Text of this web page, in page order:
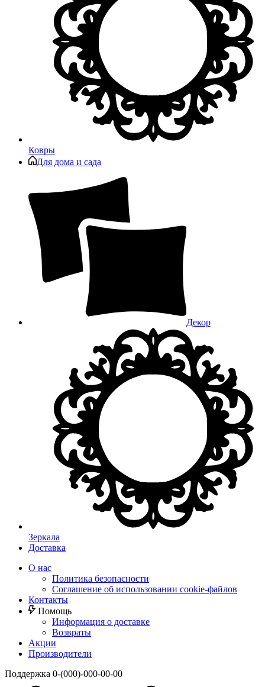
Ковры
Для дома и сада
Декор
Зеркала
Доставка
О нас
Политика безопасности
Соглашение об использовании cookie-файлов
Контакты
Помощь
Информация о доставке
Возвраты
Акции
Производители
Поддержка 0-(000)-000-00-00